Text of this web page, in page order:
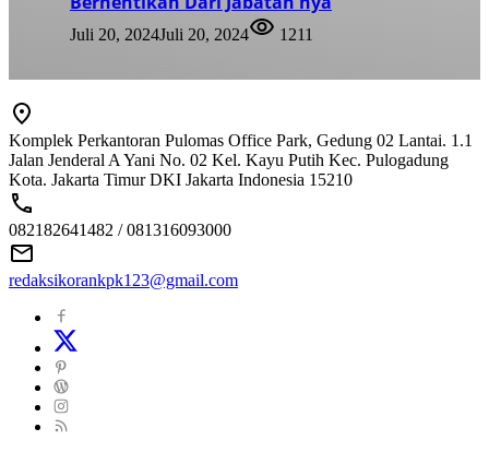
Juli 20, 2024Juli 20, 2024 1211
Komplek Perkantoran Pulomas Office Park, Gedung 02 Lantai. 1.1
Jalan Jenderal A Yani No. 02 Kel. Kayu Putih Kec. Pulogadung
Kota. Jakarta Timur DKI Jakarta Indonesia 15210
082182641482 / 081316093000
redaksikorankpk123@gmail.com